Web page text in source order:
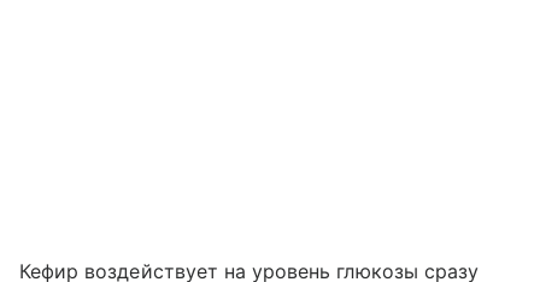
Кефир воздействует на уровень глюкозы сразу